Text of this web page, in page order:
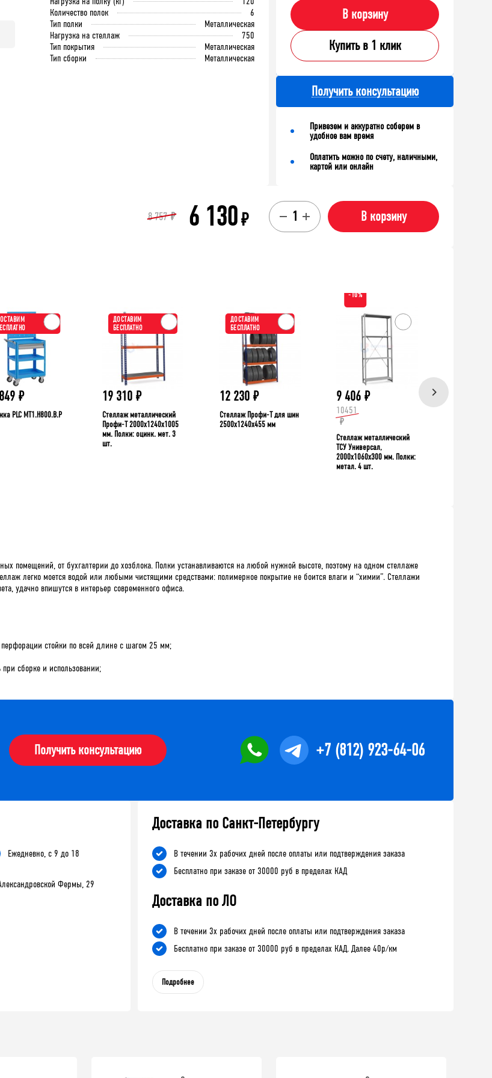
Количество полок
6
Тип полки
Металлическая
Нагрузка на стеллаж
750
Тип покрытия
Металлическая
Тип сборки
Металлическая
В корзину
Купить в 1 клик
Получить консультацию
Привезем и аккуратно соберем в
удобное вам время
Оплатить можно по счету, наличными,
картой или онлайн
8 757 ₽ 6 130₽ В корзину
₽
PLC МT1.H800.В.Р
ДОСТАВИМ
БЕСПЛАТНО
19 310 ₽
Стеллаж металлический
Профи-Т 2000x1240x1005
мм. Полки: оцинк. мет. 3
шт.
ДОСТАВИМ
БЕСПЛАТНО
12 230 ₽
Стеллаж Профи-Т для шин
2500x1240x455 мм
-10%
9 406 ₽
10451
₽
Стеллаж металлический
ТСУ Универсал,
2000x1060x300 мм. Полки:
метал. 4 шт.
помещений, от бухгалтерии до хозблока. Полки устанавливаются на любой нужной высоте, поэтому на одном стеллаже
легко моется водой или любыми чистящими средствами: полимерное покрытие не боится влаги и “химии”. Стеллажи
удачно впишутся в интерьер современного офиса.
перфорации стойки по всей длине с шагом 25 мм;
при сборке и использовании;
Получить консультацию +7 (812) 923-64-06
Ежедневно, с 9 до 18
Фермы, 29
Доставка по Санкт-Петербургу
В течении 3х рабочих дней после оплаты или подтверждения заказа
Бесплатно при заказе от 30000 руб в пределах КАД
Доставка по ЛО
В течении 3х рабочих дней после оплаты или подтверждения заказа
Бесплатно при заказе от 30000 руб в пределах КАД. Далее 40р/км
Подробнее